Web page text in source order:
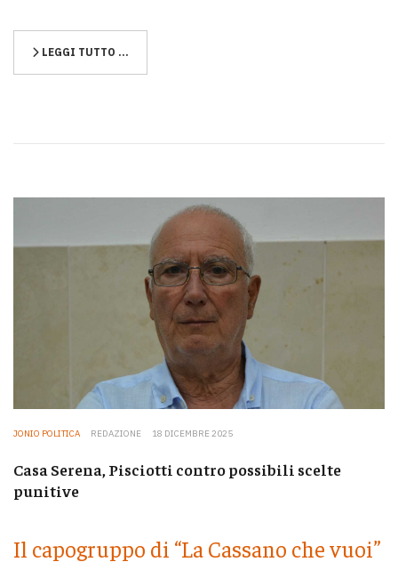
LEGGI TUTTO …
JONIO POLITICA REDAZIONE 18 DICEMBRE 2025
Casa Serena, Pisciotti contro possibili scelte
punitive
Il capogruppo di “La Cassano che vuoi”